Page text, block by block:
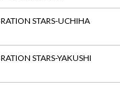
STARS-UCHIHA
STARS-YAKUSHI